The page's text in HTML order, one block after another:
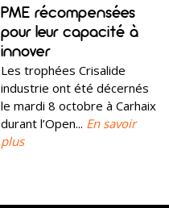
PME récompensées
pour leur capacité à
innover
Les trophées Crisalide
industrie ont été décernés
le mardi 8 octobre à Carhaix
durant l’Open... En savoir
plus